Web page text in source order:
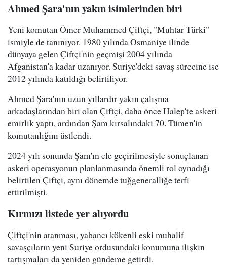
Ahmed Şara'nın yakın isimlerinden biri
Yeni komutan Ömer Muhammed Çiftçi, "Muhtar Türki"
ismiyle de tanınıyor. 1980 yılında Osmaniye ilinde
dünyaya gelen Çiftçi'nin geçmişi 2004 yılında
Afganistan'a kadar uzanıyor. Suriye'deki savaş sürecine ise
2012 yılında katıldığı belirtiliyor.
Ahmed Şara'nın uzun yıllardır yakın çalışma
arkadaşlarından biri olan Çiftçi, daha önce Halep'te askeri
emirlik yaptı, ardından Şam kırsalındaki 70. Tümen'in
komutanlığını üstlendi.
2024 yılı sonunda Şam'ın ele geçirilmesiyle sonuçlanan
askeri operasyonun planlanmasında önemli rol oynadığı
belirtilen Çiftçi, aynı dönemde tuğgeneralliğe terfi
ettirilmişti.
Kırmızı listede yer alıyordu
Çiftçi'nin atanması, yabancı kökenli eski muhalif
savaşçıların yeni Suriye ordusundaki konumuna ilişkin
tartışmaları da yeniden gündeme getirdi.